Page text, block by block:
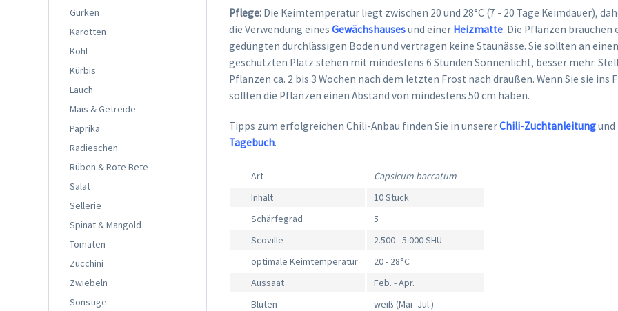
Gurken
Karotten
Kohl
Kürbis
Lauch
Mais & Getreide
Paprika
Radieschen
Rüben & Rote Bete
Salat
Sellerie
Spinat & Mangold
Tomaten
Zucchini
Zwiebeln
Sonstige
Pflege: Die Keimtemperatur liegt zwischen 20 und 28°C (7 - 20 Tage Keimdauer),
die Verwendung einesGewächshausesund einer Heizmatte. Die Pflanzen
gedüngten durchlässigen Boden und vertragen keine Staunässe. Sie sollten an
geschützten Platz stehen mit mindestens 6 Stunden Sonnenlicht, besser mehr.
Pflanzen ca. 2 bis 3 Wochen nach dem letzten Frost nach draußen. Wenn Sie sie ins
sollten die Pflanzen einen Abstand von mindestens 50 cm haben.
Tipps zum erfolgreichen Chili-Anbau finden Sie in unsererChili-Zuchtanleitung
Tagebuch.
Art
Capsicum baccatum
Inhalt
10 Stück
Schärfegrad
5
Scoville
2.500 - 5.000 SHU
optimale Keimtemperatur
20 - 28°C
Aussaat
Feb. - Apr.
Blüten
weiß (Mai- Jul.)